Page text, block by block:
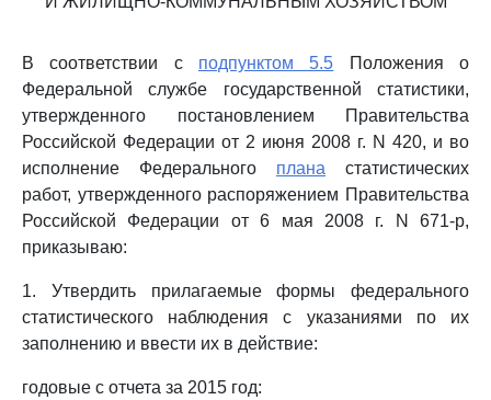
В соответствии с подпунктом 5.5 Положения о
Федеральной службе государственной статистики,
утвержденного постановлением Правительства
Российской Федерации от 2 июня 2008 г. N 420, и во
исполнение Федерального плана статистических
работ, утвержденного распоряжением Правительства
Российской Федерации от 6 мая 2008 г. N 671-р,
приказываю:
1. Утвердить прилагаемые формы федерального
статистического наблюдения с указаниями по их
заполнению и ввести их в действие:
годовые с отчета за 2015 год: